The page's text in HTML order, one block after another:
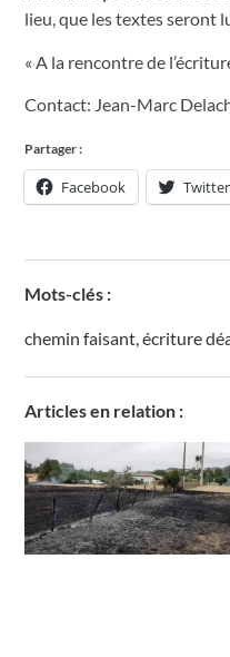
lieu, que les textes seront
« A la rencontre de
Contact: Jean-Marc
Partager :
Facebook Twitter
Mots-clés :
chemin faisant,écriture
Articles en relation :